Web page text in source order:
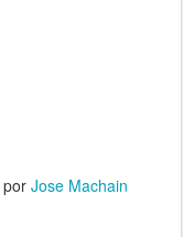
por Jose Machain